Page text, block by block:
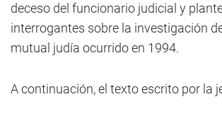
deceso del funcionario judicial y
interrogantes sobre la investigación
mutual judía ocurrido en 1994.
A continuación, el texto escrito por la